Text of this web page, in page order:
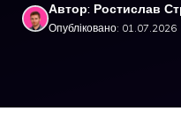
Автор: Ростислав
Опубліковано: 01.07.2026